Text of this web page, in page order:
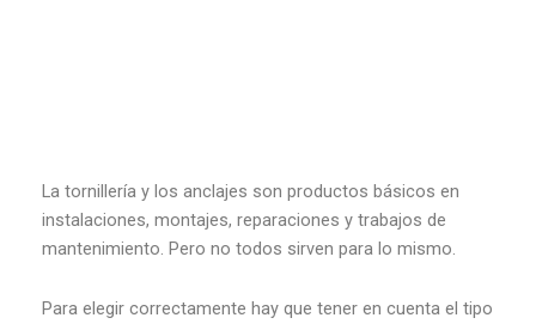
La tornillería y los anclajes son productos básicos en
instalaciones, montajes, reparaciones y trabajos de
mantenimiento. Pero no todos sirven para lo mismo.
Para elegir correctamente hay que tener en cuenta el tipo